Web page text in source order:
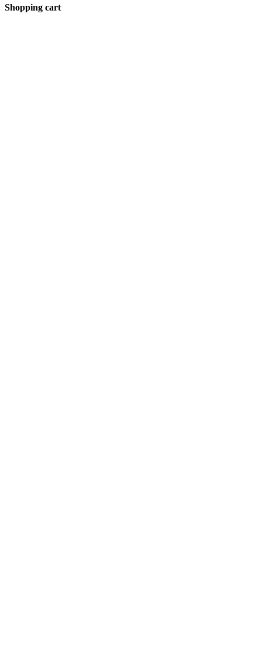
Shopping cart